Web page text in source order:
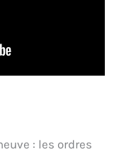
: les ordres